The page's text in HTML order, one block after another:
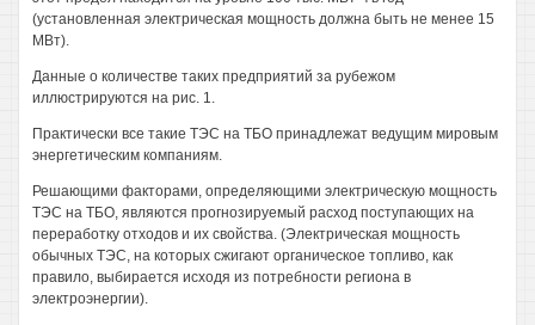
(установленная электрическая мощность должна быть не менее 15
МВт).
Данные о количестве таких предприятий за рубежом
иллюстрируются на рис. 1.
Практически все такие ТЭС на ТБО принадлежат ведущим мировым
энергетическим компаниям.
Решающими факторами, определяющими электрическую мощность
ТЭС на ТБО, являются прогнозируемый расход поступающих на
переработку отходов и их свойства. (Электрическая мощность
обычных ТЭС, на которых сжигают органическое топливо, как
правило, выбирается исходя из потребности региона в
электроэнергии).